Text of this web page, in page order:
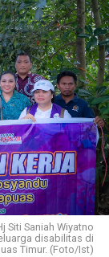
karakter
Pancasila
dan
Yunabut
tindak lanjut
Pancasila
Pancasila
Siti Saniah Wiyatno
disabilitas di
Timur. (Foto/Ist)